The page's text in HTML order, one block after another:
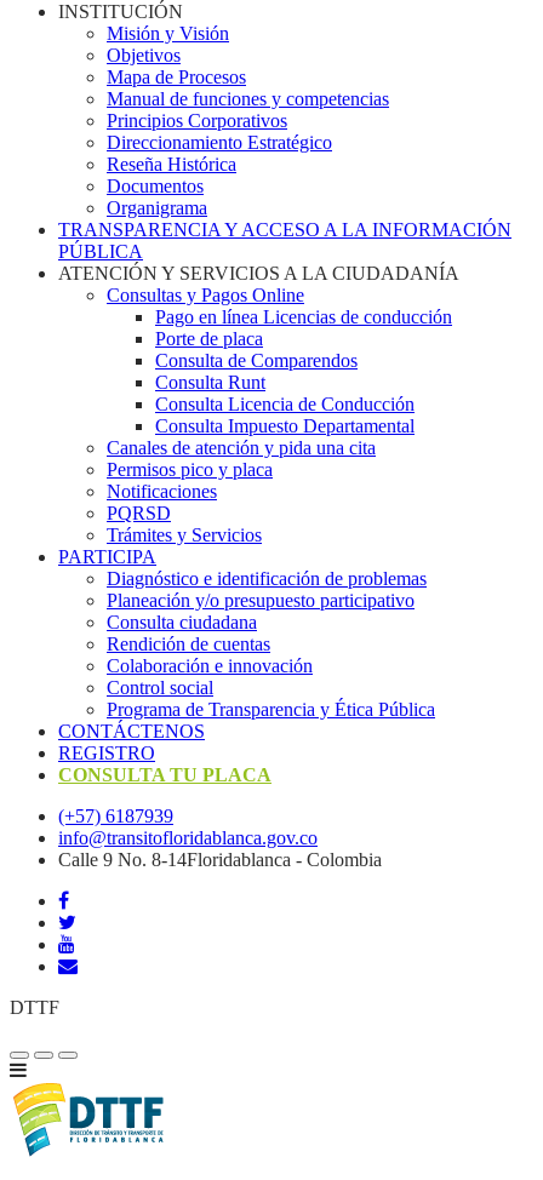
INSTITUCIÓN
Misión y Visión
Objetivos
Mapa de Procesos
Manual de funciones y competencias
Principios Corporativos
Direccionamiento Estratégico
Reseña Histórica
Documentos
Organigrama
TRANSPARENCIA Y ACCESO A LA INFORMACIÓN
PÚBLICA
ATENCIÓN Y SERVICIOS A LA CIUDADANÍA
Consultas y Pagos Online
Pago en línea Licencias de conducción
Porte de placa
Consulta de Comparendos
Consulta Runt
Consulta Licencia de Conducción
Consulta Impuesto Departamental
Canales de atención y pida una cita
Permisos pico y placa
Notificaciones
PQRSD
Trámites y Servicios
PARTICIPA
Diagnóstico e identificación de problemas
Planeación y/o presupuesto participativo​
Consulta ciudadana
Rendición de cuentas
Colaboración e innovación
Control social
Programa de Transparencia y Ética Pública
CONTÁCTENOS
REGISTRO
CONSULTA TU PLACA
(+57) 6187939
info@transitofloridablanca.gov.co
Calle 9 No. 8-14Floridablanca - Colombia
DTTF